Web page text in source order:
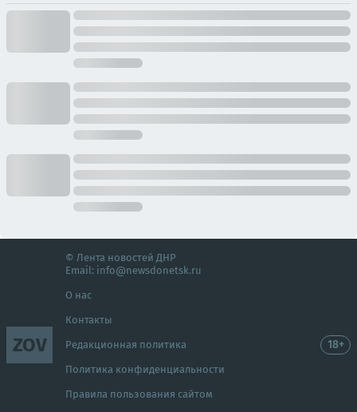
ZOV
© Лента новостей ДНР
Email: info@newsdonetsk.ru
О нас
Контакты
Редакционная политика
Политика конфиденциальности
Правила пользования сайтом
18+